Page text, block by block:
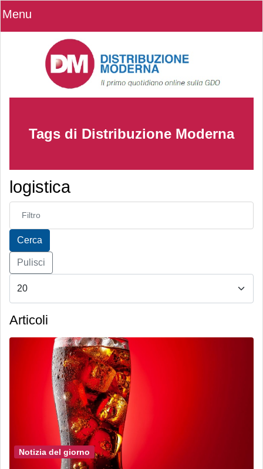
Menu
Tags di Distribuzione Moderna
logistica
Inserisci parte del titolo
Cerca
Pulisci
Articoli
Notizia del giorno